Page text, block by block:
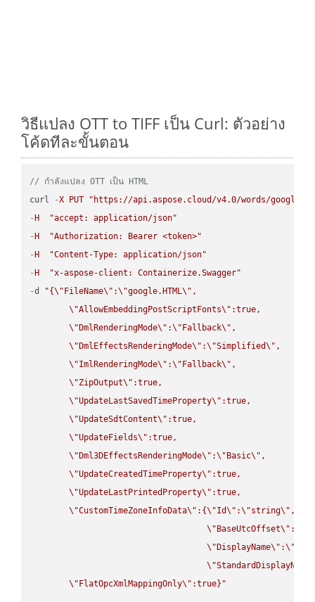
วิธีแปลง OTT to TIFF เป็น Curl: ตัวอย่าง
โค้ดทีละขั้นตอน
// กำลังแปลง OTT เป็น HTML
curl
-X PUT
"https://api.aspose.cloud/v4.0/words/
- H
"accept: application/json"
- H
"Authorization: Bearer <token>"
- H
"Content-Type: application/json"
- H
"x-aspose-client: Containerize.Swagger"
-d "{\" FileName\" :\"google.HTML\" ,
\"AllowEmbeddingPostScriptFonts\" :true,
\" DmlRenderingMode\" :\" Fallback\" ,
\" DmlEffectsRenderingMode\" :\"Simplified\" ,
\"ImlRenderingMode\" :\" Fallback\" ,
\"ZipOutput\" :true,
\"UpdateLastSavedTimeProperty\" :true,
\"UpdateSdtContent\" :true,
\"UpdateFields\" :true,
\" Dml3DEffectsRenderingMode\" :\" Basic\" ,
\"UpdateCreatedTimeProperty\" :true,
\"UpdateLastPrintedProperty\" :true,
\"CustomTimeZoneInfoData\" :{\"Id\" :\"string\" ,
\" BaseUtcOffset\" :
\" DisplayName\" :\"
\"StandardDisplayName
\" FlatOpcXmlMappingOnly\" :true}"